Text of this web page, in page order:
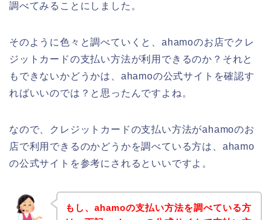
調べてみることにしました。
そのように色々と調べていくと、ahamoのお店でクレ
ジットカードの支払い方法が利用できるのか？それと
もできないかどうかは、ahamoの公式サイトを確認す
ればいいのでは？と思ったんですよね。
なので、クレジットカードの支払い方法がahamoのお
店で利用できるのかどうかを調べている方は、ahamo
の公式サイトを参考にされるといいですよ。
もし、ahamoの支払い方法を調べている方